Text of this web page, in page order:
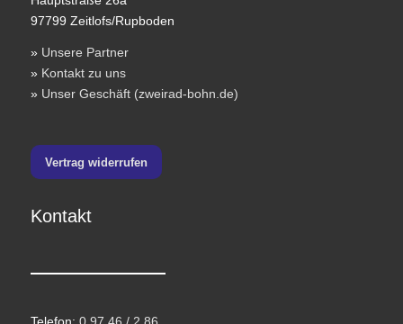
97799 Zeitlofs/Rupboden
» Unsere Partner
» Kontakt zu uns
» Unser Geschäft (zweirad-bohn.de)
Vertrag widerrufen
Kontakt